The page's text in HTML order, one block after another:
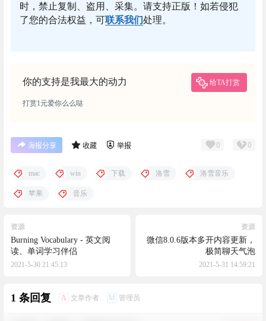
时，禁止复制、盗用、采集。请支持正版！如若侵犯
了您的合法权益，可联系我们处理。
你的支持是我最大的动力 给TA打赏
打赏1元爱你么么哒
海报分享 收藏 举报 0 0
mac win 下载 洛雪 洛雪音乐
苹果 音乐
资源
Burning Vocabulary - 英文阅
读、单词学习伴侣
2021-5-30 21:45:13
资源
微信8.0.6版本多开内容更新，
极简聊天气泡
2021-5-31 14:59:21
1 条回复 A 文章作者 M 管理员